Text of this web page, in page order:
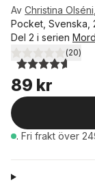
Av Christina Olséni
Pocket, Svenska,
Del 2 i serien
4,6utav 5 stjärnor.
(20)
89 kr
. Fri frakt över